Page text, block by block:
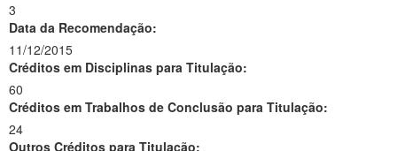
3
Data da Recomendação:
11/12/2015
Créditos em Disciplinas para Titulação:
60
Créditos em Trabalhos de Conclusão para Titulação:
24
Outros Créditos para Titulação: